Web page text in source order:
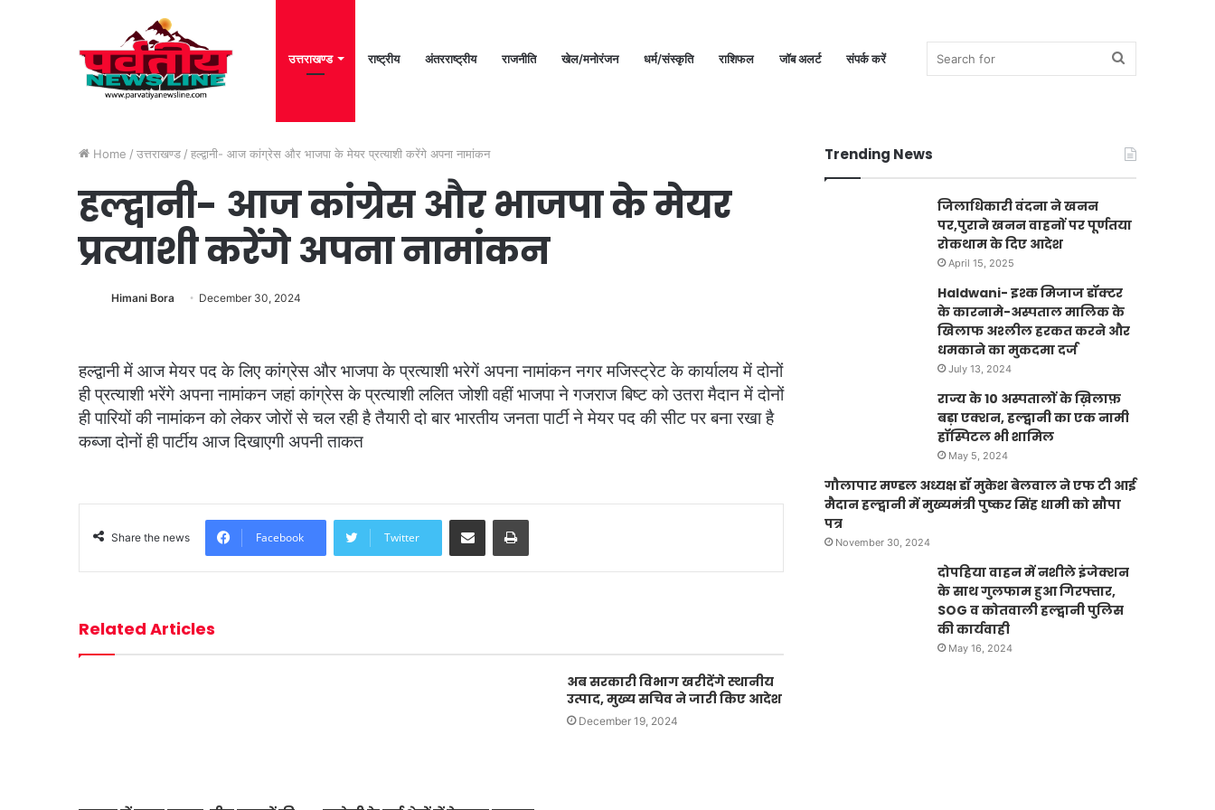
उत्तराखण्ड राष्ट्रीय अंतरराष्ट्रीय राजनीति खेल/मनोरंजन धर्म/संस्कृति राशिफल जॉब अलर्ट संपर्क करें
for
Home / उत्तराखण्ड / हल्द्वानी- आज कांग्रेस और भाजपा के मेयर प्रत्याशी करेंगे अपना नामांकन
हल्द्वानी- आज कांग्रेस और भाजपा के मेयर
प्रत्याशी करेंगे अपना नामांकन
Himani Bora December 30, 2024
हल्द्वानी में आज मेयर पद के लिए कांग्रेस और भाजपा के प्रत्याशी भरेगें अपना नामांकन नगर मजिस्ट्रेट के कार्यालय में दोनों
ही प्रत्याशी भरेंगे अपना नामांकन जहां कांग्रेस के प्रत्याशी ललित जोशी वहीं भाजपा ने गजराज बिष्ट को उतरा मैदान में दोनों
ही पारियों की नामांकन को लेकर जोरों से चल रही है तैयारी दो बार भारतीय जनता पार्टी ने मेयर पद की सीट पर बना रखा है
कब्जा दोनों ही पार्टीय आज दिखाएगी अपनी ताकत
Share the news Facebook Twitter
Share via Email Print
Related Articles
अब सरकारी विभाग खरीदेंगे स्थानीय
उत्पाद, मुख्य सचिव ने जारी किए आदेश
December 19, 2024
Trending News
जिलाधिकारी वंदना ने खनन
पर,पुराने खनन वाहनों पर पूर्णतया
रोकथाम के दिए आदेश
April 15, 2025
Haldwani- इश्क मिजाज डॉक्टर
के कारनामे-अस्पताल मालिक के
खिलाफ अश्लील हरकत करने और
धमकाने का मुकदमा दर्ज
July 13, 2024
राज्य के 10 अस्पतालों के ख़िलाफ़
बड़ा एक्शन, हल्द्वानी का एक नामी
हॉस्पिटल भी शामिल
May 5, 2024
गौलापार मण्डल अध्यक्ष डॉ मुकेश बेलवाल ने एफ टी आई
मैदान हल्द्वानी में मुख्यमंत्री पुष्कर सिंह धामी को सौपा
पत्र
November 30, 2024
दोपहिया वाहन में नशीले इंजेक्शन
के साथ गुलफाम हुआ गिरफ्तार,
SOG व कोतवाली हल्द्वानी पुलिस
की कार्यवाही
May 16, 2024